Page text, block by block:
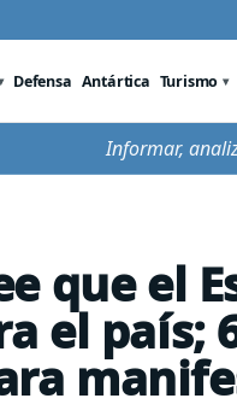
Defensa Antártica Turismo
Informar,
que el
el país;